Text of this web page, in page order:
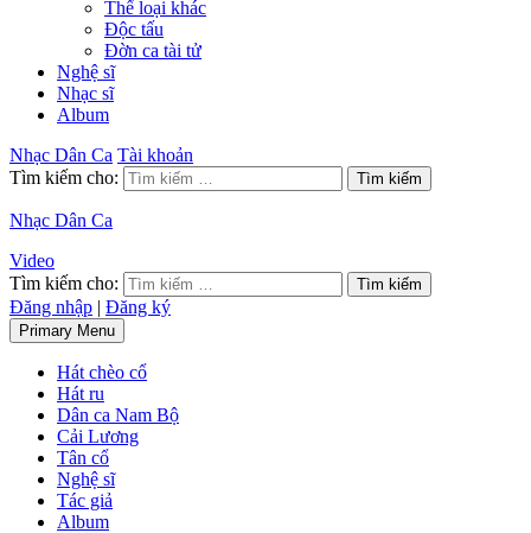
Thể loại khác
Độc tấu
Đờn ca tài tử
Nghệ sĩ
Nhạc sĩ
Album
Nhạc Dân Ca Tài khoản
Tìm kiếm cho:
Nhạc Dân Ca
Video
Tìm kiếm cho:
Đăng nhập | Đăng ký
Primary Menu
Hát chèo cổ
Hát ru
Dân ca Nam Bộ
Cải Lương
Tân cổ
Nghệ sĩ
Tác giả
Album